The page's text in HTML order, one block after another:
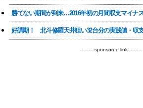
勝てない期間が到来…2016年初の月間収支マイナ
好調期！ 北斗修羅天井狙い32台分の実践値・収
----------sponsored link----------